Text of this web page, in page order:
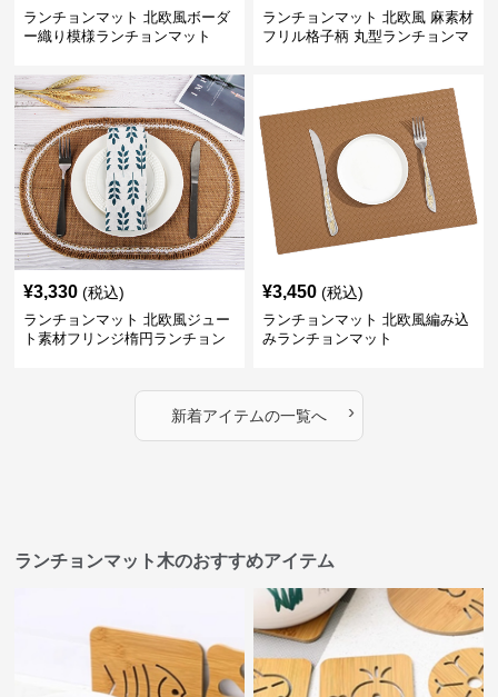
ランチョンマット 北欧風ボーダ
ー織り模様ランチョンマット
ランチョンマット 北欧風 麻素材
フリル格子柄 丸型ランチョンマ
¥3,330 (税込)
ランチョンマット 北欧風ジュー
ト素材フリンジ楕円ランチョン
¥3,450 (税込)
ランチョンマット 北欧風編み込
みランチョンマット
新着アイテムの一覧へ ›
ランチョンマット木のおすすめアイテム